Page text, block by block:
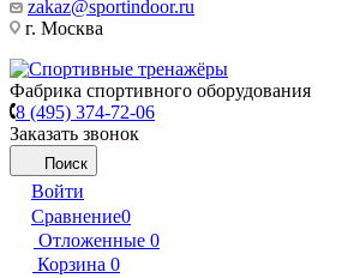
zakaz@sportindoor.ru
г. Москва
Фабрика спортивного оборудования
8 (495) 374-72-06
Заказать звонок
Поиск
Войти
Сравнение0
Отложенные 0
Корзина 0